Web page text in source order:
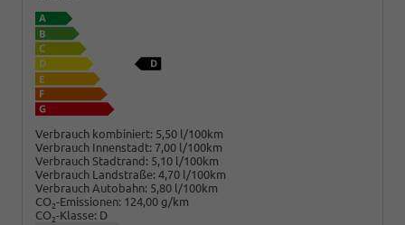
Verbrauch kombiniert: 5,50 l/100km
Verbrauch Innenstadt: 7,00 l/100km
Verbrauch Stadtrand: 5,10 l/100km
Verbrauch Landstraße: 4,70 l/100km
Verbrauch Autobahn: 5,80 l/100km
CO2-Emissionen: 124,00 g/km
CO2-Klasse: D